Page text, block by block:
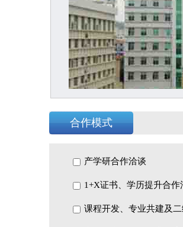
合作模式
产学研合作洽谈
1+X证书、学历提升合作
课程开发、专业共建及